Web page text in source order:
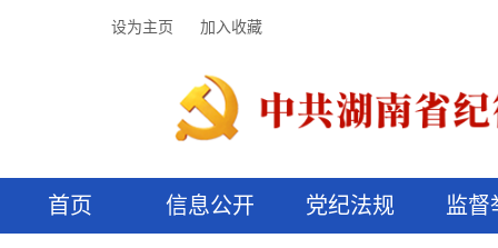
设为主页 加入收藏
首页 信息公开 党纪法规 监督